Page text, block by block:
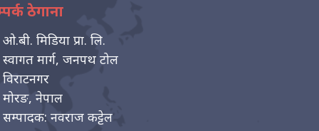
ठेगाना
ओ.बी. मिडिया प्रा. लि.
स्वागत मार्ग, जनपथ टोल
विराटनगर
मोरङ, नेपाल
सम्पादक: नवराज कट्टेल